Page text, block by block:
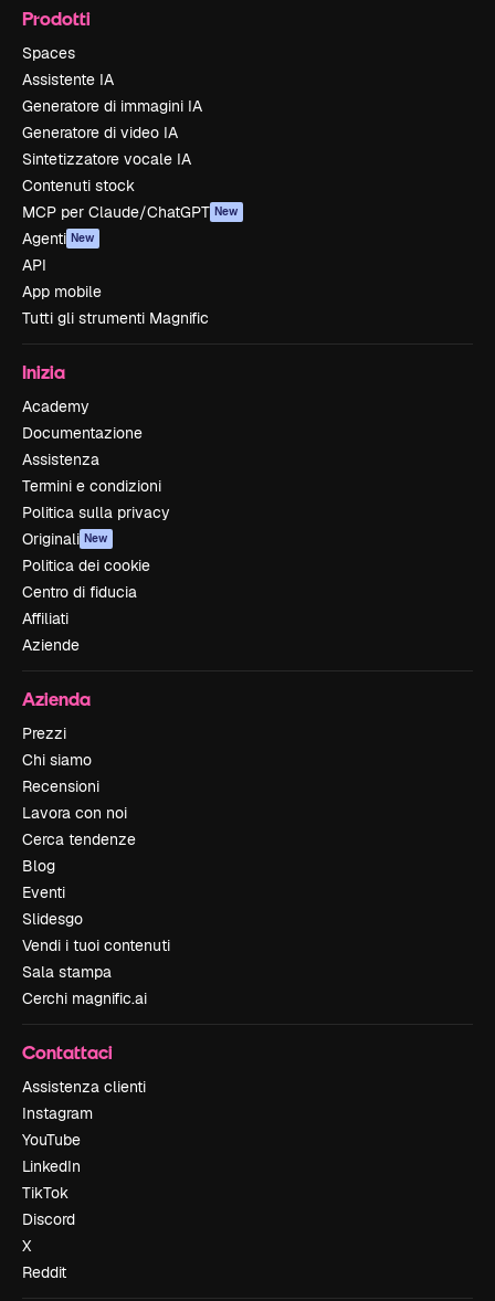
Prodotti
Spaces
Assistente IA
Generatore di immagini IA
Generatore di video IA
Sintetizzatore vocale IA
Contenuti stock
MCP per Claude/ChatGPT New
Agenti New
API
App mobile
Tutti gli strumenti Magnific
Inizia
Academy
Documentazione
Assistenza
Termini e condizioni
Politica sulla privacy
Originali New
Politica dei cookie
Centro di fiducia
Affiliati
Aziende
Azienda
Prezzi
Chi siamo
Recensioni
Lavora con noi
Cerca tendenze
Blog
Eventi
Slidesgo
Vendi i tuoi contenuti
Sala stampa
Cerchi magnific.ai
Contattaci
Assistenza clienti
Instagram
YouTube
LinkedIn
TikTok
Discord
X
Reddit